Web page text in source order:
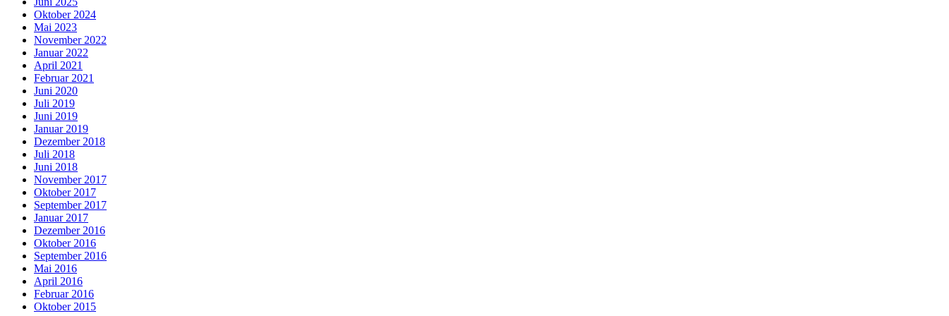
Oktober 2024
Mai 2023
November 2022
Januar 2022
April 2021
Februar 2021
Juni 2020
Juli 2019
Juni 2019
Januar 2019
Dezember 2018
Juli 2018
Juni 2018
November 2017
Oktober 2017
September 2017
Januar 2017
Dezember 2016
Oktober 2016
September 2016
Mai 2016
April 2016
Februar 2016
Oktober 2015